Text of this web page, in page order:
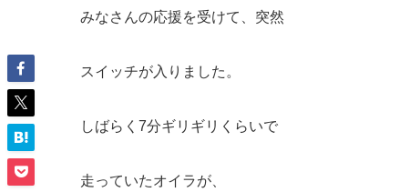
みなさんの応援を受けて、突然
スイッチが入りました。
しばらく7分ギリギリくらいで
走っていたオイラが、